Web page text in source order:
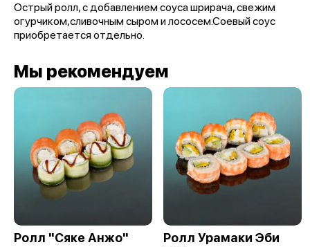
Острый ролл, с добавлением соуса шрирача, свежим
огурчиком,сливочным сыром и лососем.Соевый соус
приобретается отдельно.
Мы рекомендуем
Ролл "Сяке Анжо"
Ролл Урамаки Эби